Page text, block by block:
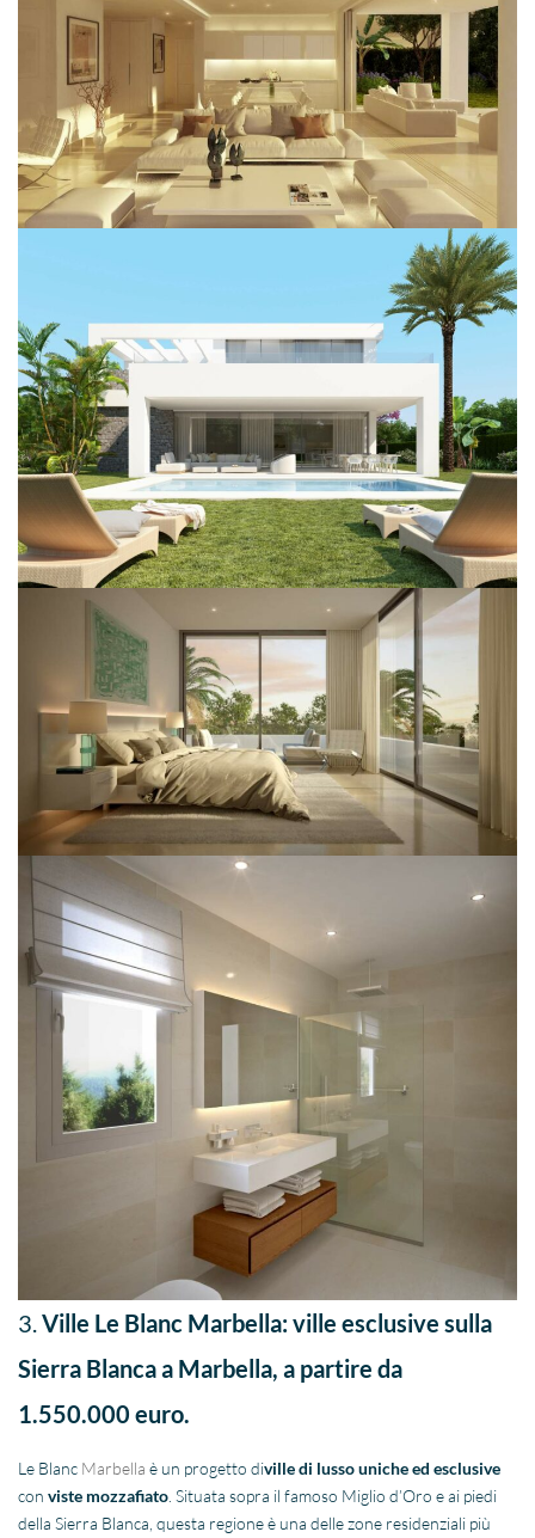
3.Ville Le Blanc Marbella: ville esclusive sulla
Sierra Blanca a Marbella, a partire da
1.550.000 euro.
Le Blanc Marbella è un progetto diville di lusso uniche ed esclusive
conviste mozzafiato . Situata sopra il famoso Miglio d’Oro e ai piedi
della Sierra Blanca, questa regione è una delle zone residenziali più